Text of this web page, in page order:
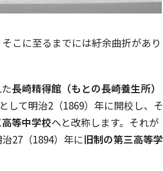
こに至るまでには紆余曲折があり
長崎精得館（もとの長崎養生所）
して明治2（1869）年に開校し、そ
等中学校へと改称します。それが
27（1894）年に旧制の第三高等学